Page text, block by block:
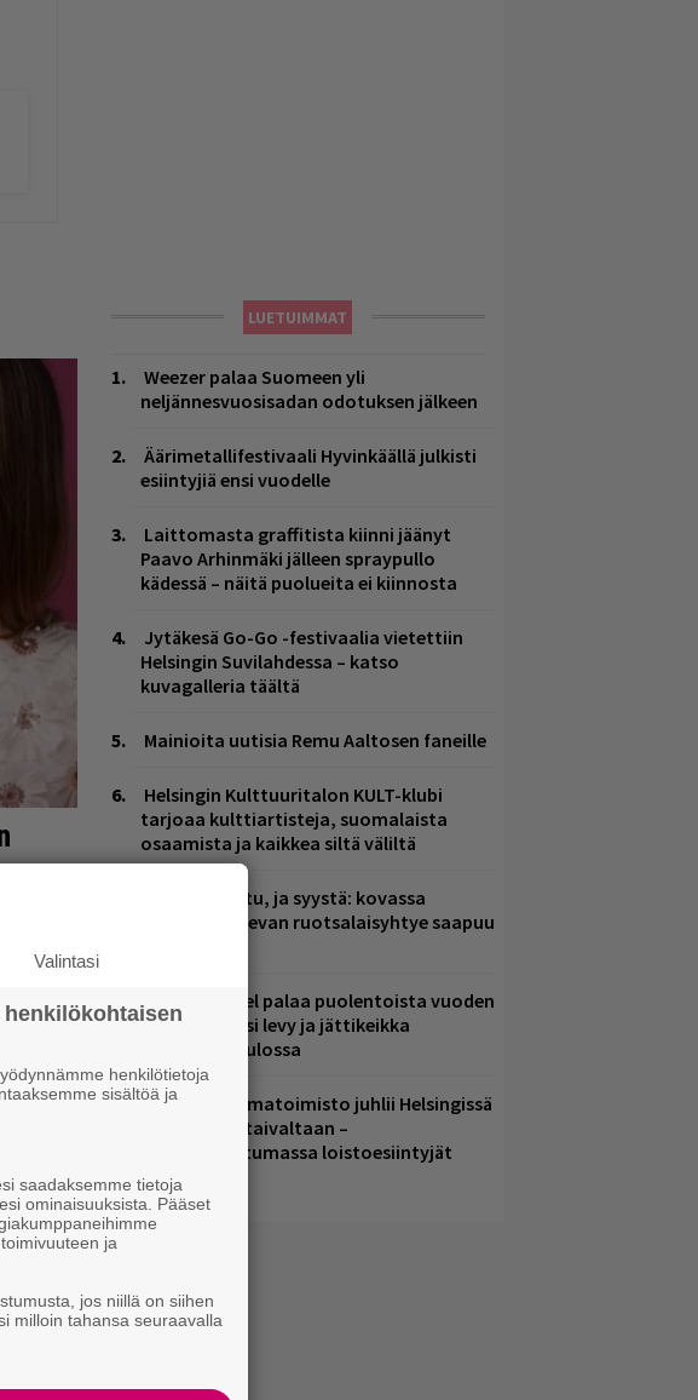
LUETUIMMAT
Weezer palaa Suomeen yli
neljännesvuosisadan odotuksen jälkeen
Äärimetallifestivaali Hyvinkäällä julkisti
esiintyjiä ensi vuodelle
Laittomasta graffitista kiinni jäänyt
Paavo Arhinmäki jälleen spraypullo
kädessä – näitä puolueita ei kiinnosta
Jytäkesä Go-Go -festivaalia vietettiin
Helsingin Suvilahdessa – katso
kuvagalleria täältä
Mainioita uutisia Remu Aaltosen faneille
Helsingin Kulttuuritalon KULT-klubi
tarjoaa kulttiartisteja, suomalaista
osaamista ja kaikkea siltä väliltä
Kent mainittu, ja syystä: kovassa
nosteessa olevan ruotsalaisyhtye saapuu
Blind Channel palaa puolentoista vuoden
tauolta – uusi levy ja jättikeikka
Helsingissä tulossa
Mainio ohjelmatoimisto juhlii Helsingissä
10-vuotista taivaltaan –
ilmaistapahtumassa loistoesiintyjät
Valintasi
henkilötietoja
sisältöä ja
saadaksemme tietoja
ominaisuuksista. Pääset
ja
jos niillä on siihen
milloin tahansa seuraavalla